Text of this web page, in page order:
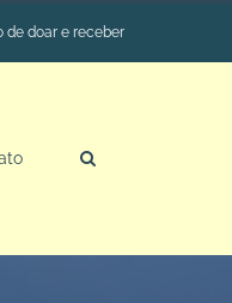
de doar e receber